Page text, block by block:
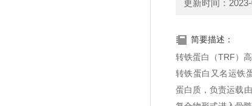
更新时间：
简要描述：
转铁蛋白（TRF）
转铁蛋白又名运铁
蛋白质，负责运载